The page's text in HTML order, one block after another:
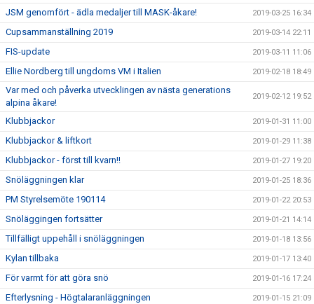
JSM genomfört - ädla medaljer till MASK-åkare! 2019-03-25 16:34
Cupsammanställning 2019 2019-03-14 22:11
FIS-update 2019-03-11 11:06
Ellie Nordberg till ungdoms VM i Italien 2019-02-18 18:49
Var med och påverka utvecklingen av nästa generations
alpina åkare!
2019-02-12 19:52
Klubbjackor 2019-01-31 11:00
Klubbjackor & liftkort 2019-01-29 11:38
Klubbjackor - först till kvarn!! 2019-01-27 19:20
Snöläggningen klar 2019-01-25 18:36
PM Styrelsemöte 190114 2019-01-22 20:53
Snöläggingen fortsätter 2019-01-21 14:14
Tillfälligt uppehåll i snöläggningen 2019-01-18 13:56
Kylan tillbaka 2019-01-17 13:40
För varmt för att göra snö 2019-01-16 17:24
Efterlysning - Högtalaranläggningen 2019-01-15 21:09